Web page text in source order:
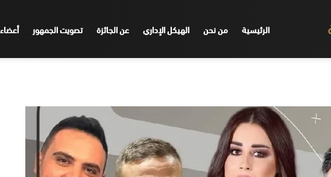
الرئيسية من نحن الهيكل الإداري عن الجائزة تصويت الجمهور